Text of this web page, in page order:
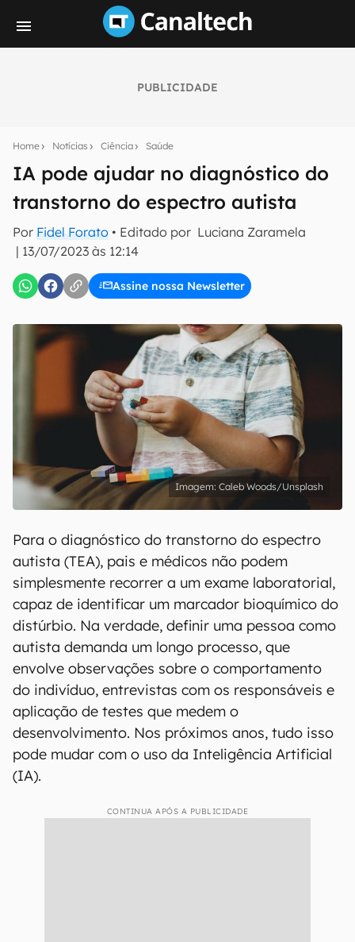
PUBLICIDADE
Home Notícias Ciência Saúde
IA pode ajudar no diagnóstico do
transtorno do espectro autista
Por Fidel Forato • Editado por Luciana Zaramela
| 13/07/2023 às 12:14
Assine nossa Newsletter
notícias e reviews sobre tecnologia em primeira
E-mail
Uso e Política de Privacidade do Canaltech.
Caleb Woods/Unsplash
Para o diagnóstico do transtorno do espectro
autista (TEA), pais e médicos não podem
simplesmente recorrer a um exame laboratorial,
capaz de identificar um marcador bioquímico do
distúrbio. Na verdade, definir uma pessoa como
autista demanda um longo processo, que
envolve observações sobre o comportamento
do indivíduo, entrevistas com os responsáveis e
aplicação de testes que medem o
desenvolvimento. Nos próximos anos, tudo isso
pode mudar com o uso da Inteligência Artificial
(IA).
CONTINUA APÓS A PUBLICIDADE